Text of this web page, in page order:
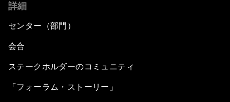
詳細
センター（部門）
会合
ステークホルダーのコミュニティ
「フォーラム・ストーリー」